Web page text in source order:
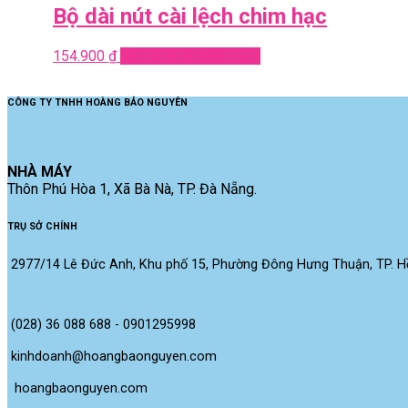
Bộ dài nút cài lệch chim hạc
154.900 ₫
CÔNG TY TNHH HOÀNG BẢO NGUYÊN
NHÀ MÁY
Thôn Phú Hòa 1, Xã Bà Nà, TP. Đà Nẵng.
TRỤ SỞ CHÍNH
2977/14 Lê Đức Anh, Khu phố 15, Phường Đông Hưng Thuận, TP.
(028) 36 088 688 - 0901295998
kinhdoanh@hoangbaonguyen.com
hoangbaonguyen.com